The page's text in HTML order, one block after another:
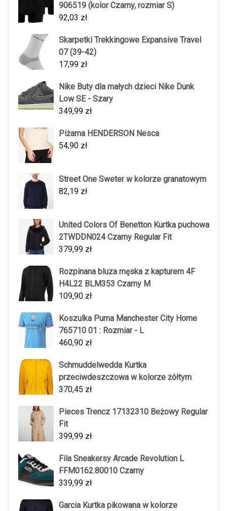
906519 (kolor Czarny, rozmiar S)
92,03 zł
Skarpetki Trekkingowe Expansive Travel
07 (39-42)
17,99 zł
Nike Buty dla małych dzieci Nike Dunk
Low SE - Szary
349,99 zł
Piżama HENDERSON Nesca
54,90 zł
Street One Sweter w kolorze granatowym
82,19 zł
United Colors Of Benetton Kurtka puchowa
2TWDDN024 Czarny Regular Fit
379,99 zł
Rozpinana bluza męska z kapturem 4F
H4L22 BLM353 Czarny M
109,90 zł
Koszulka Puma Manchester City Home
765710 01 : Rozmiar - L
460,90 zł
Schmuddelwedda Kurtka
przeciwdeszczowa w kolorze żółtym
370,45 zł
Pieces Trencz 17132310 Beżowy Regular
Fit
399,99 zł
Fila Sneakersy Arcade Revolution L
FFM0162.80010 Czarny
339,99 zł
Garcia Kurtka pikowana w kolorze